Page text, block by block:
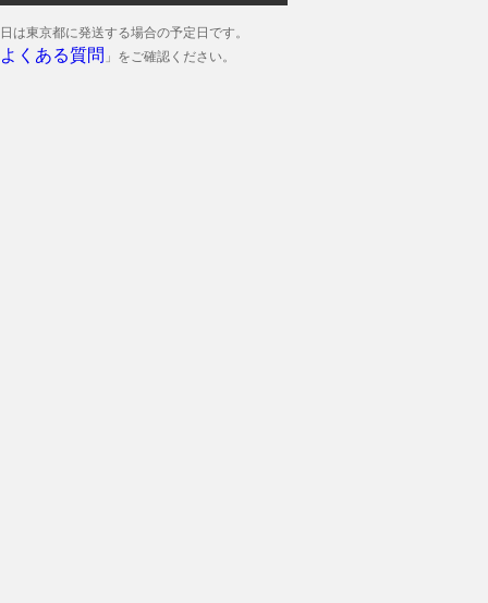
は東京都に発送する場合の予定日です。
よくある質問 」をご確認ください。